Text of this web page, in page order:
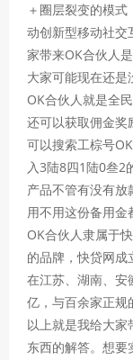
＋圈层裂变的模
动创新型移动社交
家带来OK合伙人
大家可能现在还
OK合伙人就是全
还可以获取佣金奖
可以搜索工棕号
入3陆8四1陆0叁2
产品不管有没有
用不用这份备用金
OK合伙人隶属于
的品牌，快贷网成
在江苏、湖南、安
亿，与百余家正规
以上就是我给大家
东西的解答。想要